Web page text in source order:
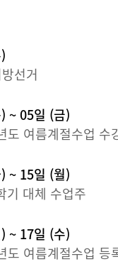
선거
~ 05일 (금)
도 여름계절수업 수
~ 15일 (월)
기 대체 수업주
~ 17일 (수)
도 여름계절수업 등